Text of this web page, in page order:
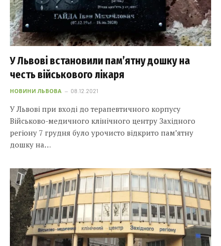
У Львові встановили пам’ятну дошку на
честь військового лікаря
НОВИНИ ЛЬВОВА 08.12.2021
У Львові при вході до терапевтичного корпусу
Військово-медичного клінічного центру Західного
регіону 7 грудня було урочисто відкрито пам’ятну
дошку на…